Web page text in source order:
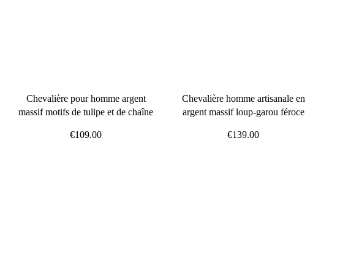
Chevalière pour homme argent
massif motifs de tulipe et de chaîne
€109.00
Chevalière homme artisanale en
argent massif loup-garou féroce
€139.00